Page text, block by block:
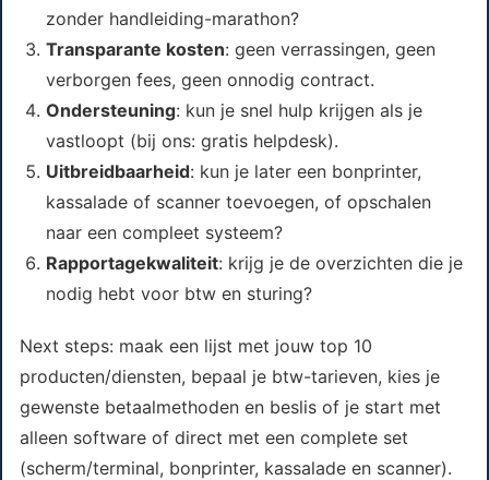
zonder handleiding-marathon?
Transparante kosten: geen verrassingen, geen
verborgen fees, geen onnodig contract.
Ondersteuning: kun je snel hulp krijgen als je
vastloopt (bij ons: gratis helpdesk).
Uitbreidbaarheid: kun je later een bonprinter,
kassalade of scanner toevoegen, of opschalen
naar een compleet systeem?
Rapportagekwaliteit: krijg je de overzichten die je
nodig hebt voor btw en sturing?
Next steps: maak een lijst met jouw top 10
producten/diensten, bepaal je btw-tarieven, kies je
gewenste betaalmethoden en beslis of je start met
alleen software of direct met een complete set
(scherm/terminal, bonprinter, kassalade en scanner).